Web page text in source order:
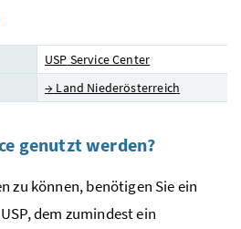
USP Service Center
→ Land Niederösterreich
genutzt werden?
zu können, benötigen Sie ein
USP, dem zumindest ein